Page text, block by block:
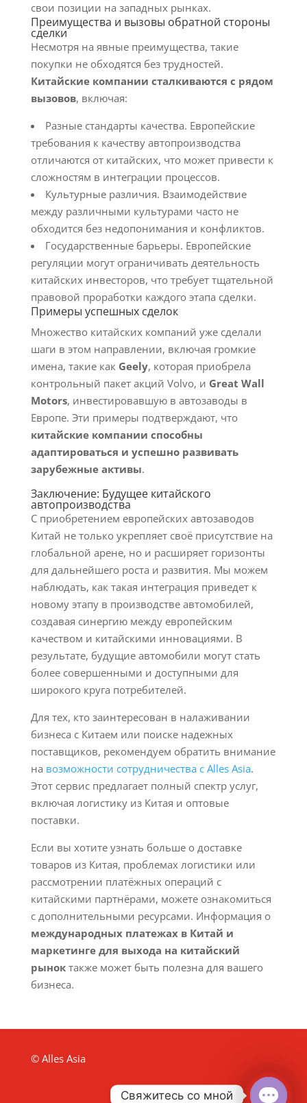
свои позиции на западных рынках.
Преимущества и вызовы обратной стороны
сделки
Несмотря на явные преимущества, такие
покупки не обходятся без трудностей.
Китайские компании сталкиваются с рядом
вызовов, включая:
Разные стандарты качества. Европейские
требования к качеству автопроизводства
отличаются от китайских, что может привести к
сложностям в интеграции процессов.
Культурные различия. Взаимодействие
между различными культурами часто не
обходится без недопонимания и конфликтов.
Государственные барьеры. Европейские
регуляции могут ограничивать деятельность
китайских инвесторов, что требует тщательной
правовой проработки каждого этапа сделки.
Примеры успешных сделок
Множество китайских компаний уже сделали
шаги в этом направлении, включая громкие
имена, такие как Geely, которая приобрела
контрольный пакет акций Volvo, и Great Wall
Motors, инвестировавшую в автозаводы в
Европе. Эти примеры подтверждают, что
китайские компании способны
адаптироваться и успешно развивать
зарубежные активы.
Заключение: Будущее китайского
автопроизводства
С приобретением европейских автозаводов
Китай не только укрепляет своё присутствие на
глобальной арене, но и расширяет горизонты
для дальнейшего роста и развития. Мы можем
наблюдать, как такая интеграция приведет к
новому этапу в производстве автомобилей,
создавая синергию между европейским
качеством и китайскими инновациями. В
результате, будущие автомобили могут стать
более совершенными и доступными для
широкого круга потребителей.
Для тех, кто заинтересован в налаживании
бизнеса с Китаем или поиске надежных
поставщиков, рекомендуем обратить внимание
на возможности сотрудничества с Alles Asia.
Этот сервис предлагает полный спектр услуг,
включая логистику из Китая и оптовые
поставки.
Если вы хотите узнать больше о доставке
товаров из Китая, проблемах логистики или
рассмотрении платёжных операций с
китайскими партнёрами, можете ознакомиться
с дополнительными ресурсами. Информация о
международных платежах в Китай и
маркетинге для выхода на китайский
рыноктакже может быть полезна для вашего
бизнеса.
© Alles Asia
Свяжитесь со мной